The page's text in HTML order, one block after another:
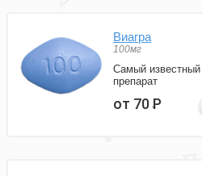
Виагра
100мг
Самый
препарат
от 70Р